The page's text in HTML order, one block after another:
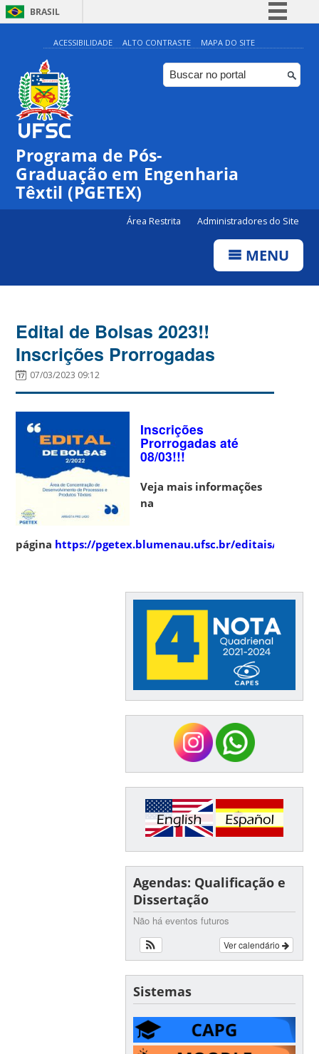
BRASIL
Simplifique!
Comunica BR
Participe
ACESSIBILIDADE ALTO CONTRASTE MAPA DO SITE
Programa de Pós-
Graduação em Engenharia
Têxtil (PGETEX)
Área Restrita Administradores do Site
MENU
Edital de Bolsas 2023!!
Inscrições Prorrogadas
07/03/2023 09:12
Inscrições
Prorrogadas até
08/03!!!
Veja mais informações
na
página https://pgetex.blumenau.ufsc.br/editais/
Agendas: Qualificação e
Dissertação
Não há eventos futuros
Ver calendário
Sistemas